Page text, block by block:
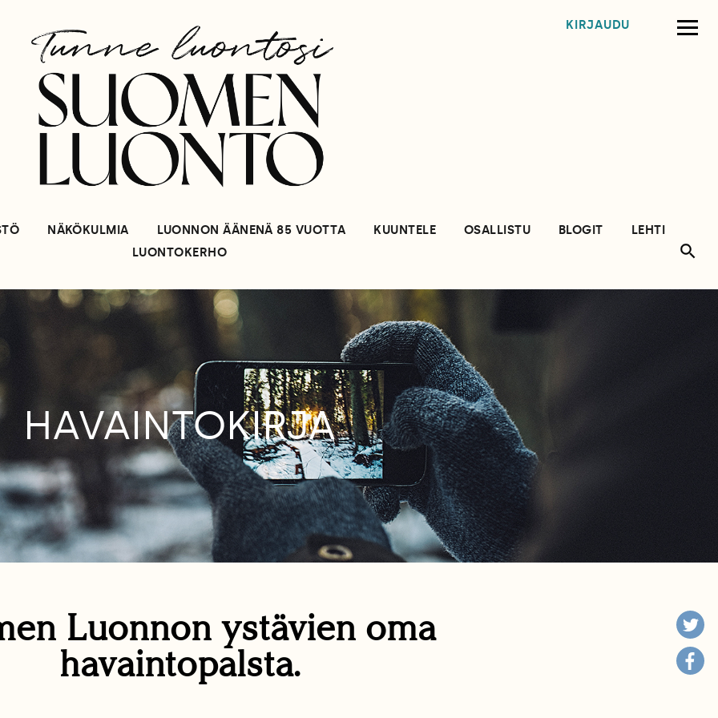
KIRJAUDU
NÄKÖKULMIA LUONNON ÄÄNENÄ 85 VUOTTA KUUNTELE OSALLISTU BLOGIT
LEHTI
LUONTOKERHO
HAVAINTOKIRJA
Luonnon ystävien oma
havaintopalsta.